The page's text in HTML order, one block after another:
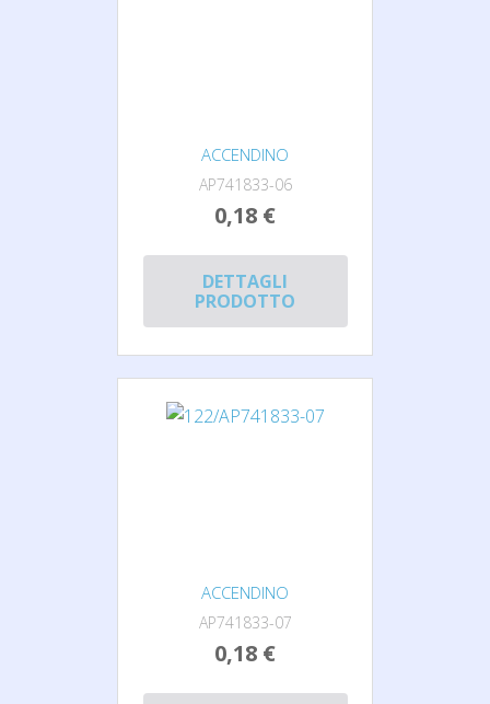
ACCENDINO
AP741833-06
0,18 €
DETTAGLI
PRODOTTO
ACCENDINO
AP741833-07
0,18 €